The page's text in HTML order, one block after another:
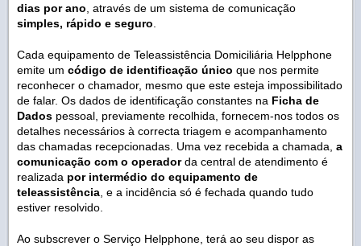
dias por ano , através de um sistema de comunicação
simples, rápido e seguro
Cada equipamento de Teleassistência Domiciliária Helpphone
emite um código de identificação único que nos permite
reconhecer o chamador, mesmo que este esteja impossibilitado
de falar. Os dados de identificação constantes na Ficha de
Dados pessoal, previamente recolhida, fornecem-nos todos os
detalhes necessários à correcta triagem e acompanhamento
das chamadas recepcionadas. Uma vez recebida a chamada, a
comunicação com o operadorda central de atendimento é
realizada por intermédio do equipamento de
teleassistência , e a incidência só é fechada quando tudo
estiver resolvido.
Ao subscrever o Serviço Helpphone, terá ao seu dispor as